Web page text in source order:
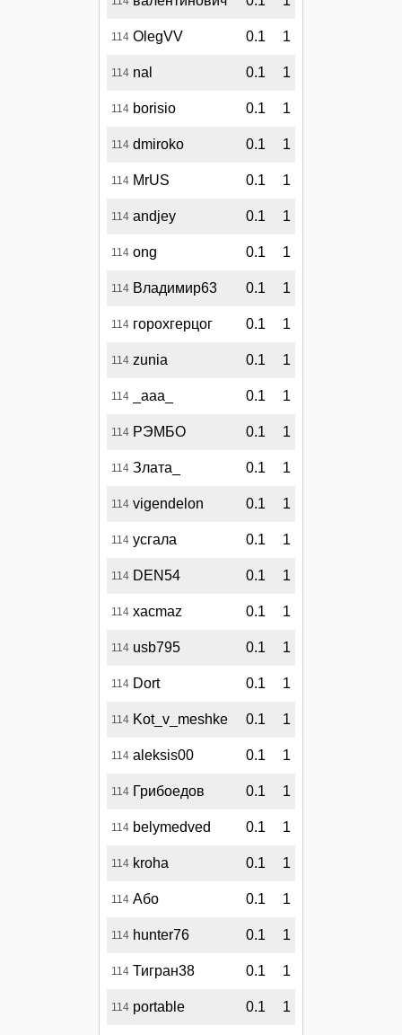
114 OlegVV 0.1 1
114 nal 0.1 1
114 borisio 0.1 1
114 dmiroko 0.1 1
114 MrUS 0.1 1
114 andjey 0.1 1
114 ong 0.1 1
114 Владимир63 0.1 1
114 горохгерцог 0.1 1
114 zunia 0.1 1
114 _aaa_ 0.1 1
114 РЭМБО 0.1 1
114 Злата_ 0.1 1
114 vigendelon 0.1 1
114 усгала 0.1 1
114 DEN54 0.1 1
114 xacmaz 0.1 1
114 usb795 0.1 1
114 Dort 0.1 1
114 Kot_v_meshke 0.1 1
114 aleksis00 0.1 1
114 Грибоедов 0.1 1
114 belymedved 0.1 1
114 kroha 0.1 1
114 Або 0.1 1
114 hunter76 0.1 1
114 Тигран38 0.1 1
114 portable 0.1 1